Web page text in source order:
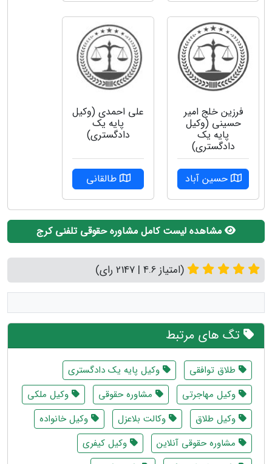
فرزین خلج امیر
حسینی (وکیل
پایه یک
دادگستری)
حسین آباد
علی احمدی (وکیل
پایه یک
دادگستری)
طالقانی
مشاهده لیست کامل مشاوره حقوقی تلفنی کرج
(امتیاز 4.6 | 2147 رای)
تگ های مرتبط
طلاق توافقی
وکیل پایه یک دادگستری
وکیل مهاجرتی
مشاوره حقوقی
وکیل ملکی
وکیل طلاق
وکالت بلاعزل
وکیل خانواده
مشاوره حقوقی آنلاین
وکیل کیفری